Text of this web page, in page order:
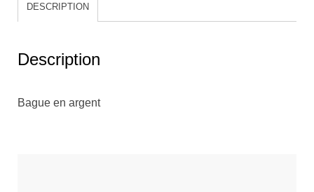
DESCRIPTION
Description
Bague en argent